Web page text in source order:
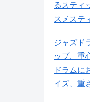
るスティ
スメステ
ジャズド
ップ、重
ドラムに
イズ、重